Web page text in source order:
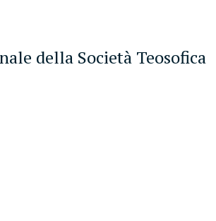
della Società Teosofica